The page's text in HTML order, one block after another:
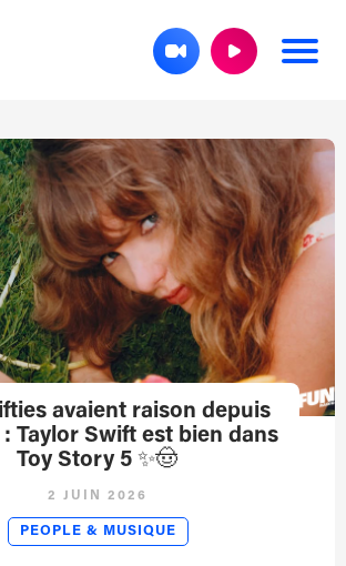
avaient raison depuis
Taylor Swift est bien dans
Toy Story 5 ✨🤠
2 JUIN 2026
PEOPLE & MUSIQUE